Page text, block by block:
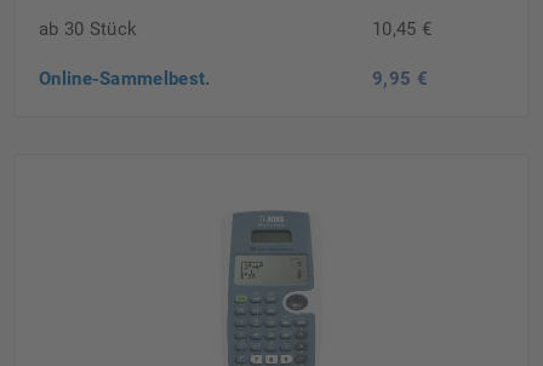
ab 30 Stück 10,45 €
Online-Sammelbest. 9,95 €